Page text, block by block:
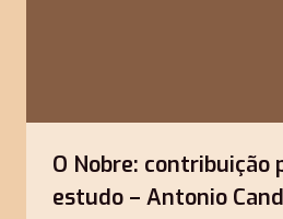
O Nobre: contribuição
estudo – Antonio